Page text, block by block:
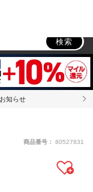
検索
知らせ
商品番号： 80527831